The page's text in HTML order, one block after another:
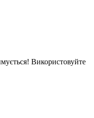
Використовуйте